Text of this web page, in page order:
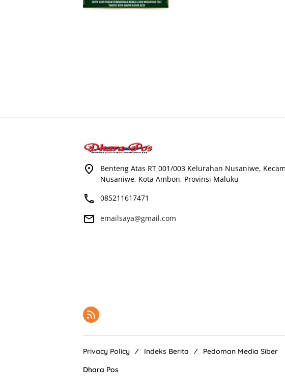
Benteng Atas RT 001/003 Kelurahan Nusaniwe,
Nusaniwe, Kota Ambon, Provinsi Maluku
085211617471
emailsaya@gmail.com
Privacy Policy Indeks Berita
Pedoman Media Siber
Dhara Pos